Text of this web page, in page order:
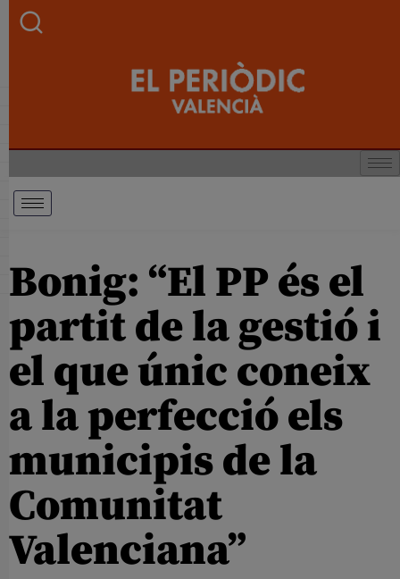
Bonig: “El PP és el
partit de la gestió i
el que únic coneix
a la perfecció els
municipis de la
Comunitat
Valenciana”